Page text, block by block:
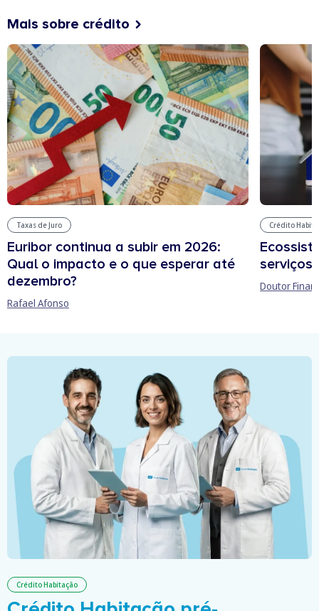
Mais sobre crédito
Taxas de Juro
Euribor continua a subir em 2026:
Qual o impacto e o que esperar até
dezembro?
Rafael Afonso
Crédito
serviços
Doutor
Crédito Habitação